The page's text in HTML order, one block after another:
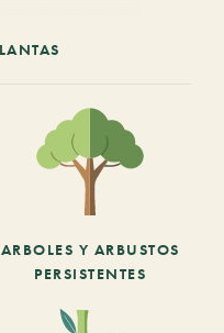
ARBOLES Y ARBUSTOS
PERSISTENTES